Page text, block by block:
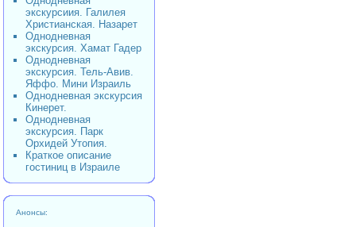
экскурсиия. Галилея
Христианская. Назарет
Однодневная
экскурсия. Хамат Гадер
Однодневная
экскурсия. Тель-Авив.
Яффо. Мини Израиль
Однодневная экскурсия
Кинерет.
Однодневная
экскурсия. Парк
Орхидей Утопия.
Краткое описание
гостиниц в Израиле
Анонсы: